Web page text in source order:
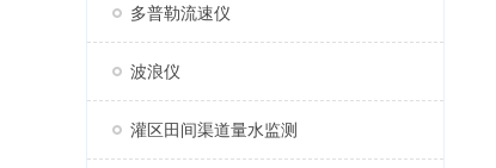
多普勒流速仪
波浪仪
灌区田间渠道量水监测